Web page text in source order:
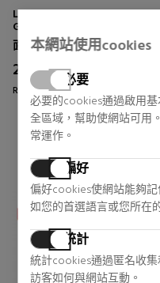
本網站使用cookies
必要
必要的cookies通過啟用
全區域，幫助使網站可用
常運作。
偏好
偏好cookies使網站能夠
如您的首選語言或您所在
統計
統計cookies通過匿名收
訪客如何與網站互動。
LIFT & LIGHT SERUM
GLOBAL TREATMENT -
ILLUMINATOR
面部皮肤护理
266,76 €
Regular price 432,00 €
0 reviews